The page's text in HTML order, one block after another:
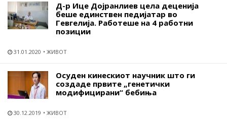
Д-р Ице Дојранлиев цела деценија
беше единствен педијатар во
Гевгелија. Работеше на 4 работни
позиции
31.01.2020 ЖИВОТ
Осуден кинескиот научник што ги
создаде првите „генетички
модифицирани“ бебиња
30.12.2019 ЖИВОТ